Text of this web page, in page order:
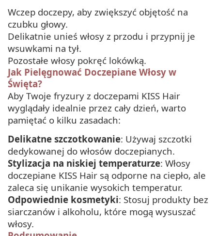
Wczep doczepy, aby zwiększyć objętość na
czubku głowy.
Delikatnie unieś włosy z przodu i przypnij je
wsuwkami na tył.
Pozostałe włosy pokręć lokówką.
Jak Pielęgnować Doczepiane Włosy w
Święta?
Aby Twoje fryzury z doczepami KISS Hair
wyglądały idealnie przez cały dzień, warto
pamiętać o kilku zasadach:
Delikatne szczotkowanie: Używaj szczotki
dedykowanej do włosów doczepianych.
Stylizacja na niskiej temperaturze: Włosy
doczepiane KISS Hair są odporne na ciepło, ale
zaleca się unikanie wysokich temperatur.
Odpowiednie kosmetyki: Stosuj produkty bez
siarczanów i alkoholu, które mogą wysuszać
włosy.